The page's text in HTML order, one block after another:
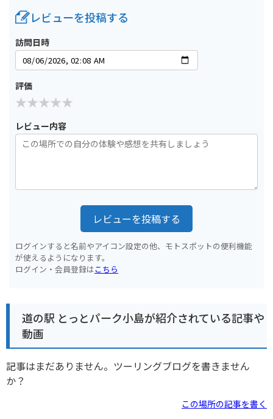
レビューを投稿する
訪問日時
評価
レビュー内容
レビューを投稿する
ログインすると名前やアイコン設定の他、モトスポットの便利機能
が使えるようになります。
ログイン・会員登録はこちら
道の駅 とっとパーク小島が紹介されている記事や
動画
記事はまだありません。ツーリングブログを書きません
か？
この場所の記事を書く